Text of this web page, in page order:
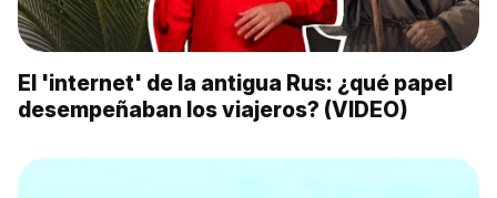
El 'internet' de la antigua Rus: ¿qué papel
desempeñaban los viajeros? (VIDEO)